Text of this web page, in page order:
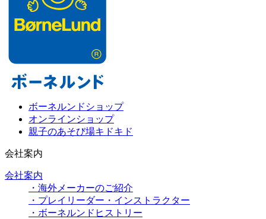
ボーネルンドショップ
オンラインショップ
親子のあそび場キドキド
会社案内
会社案内
・海外メーカーのご紹介
・プレイリーダー・インストラクター
・ボーネルンドヒストリー